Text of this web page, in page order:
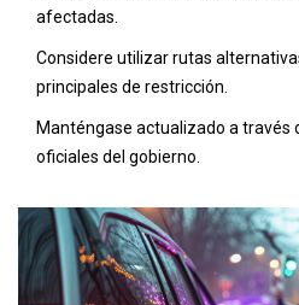
afectadas.
Considere utilizar rutas
principales de restricción.
Manténgase actualizado a través
oficiales del gobierno.